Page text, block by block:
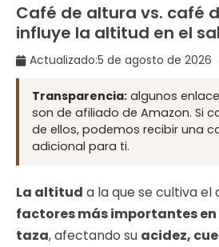
Café de altura vs. café
influye la altitud en el
Actualizado:5 de agosto de 2026
Transparencia: algunos
son de afiliado de Amazon. Si
de ellos, podemos recibir una
adicional para ti.
La altitud a la que se cultiva el
factores más importantes
taza, afectando su acidez,